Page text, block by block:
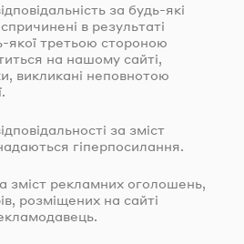
за будь-які
в результаті
якої третьою стороною
на нашому сайті,
викликані неповнотою
за зміст
гіперпосилання.
зміст рекламних оголошень,
розміщених на сайті